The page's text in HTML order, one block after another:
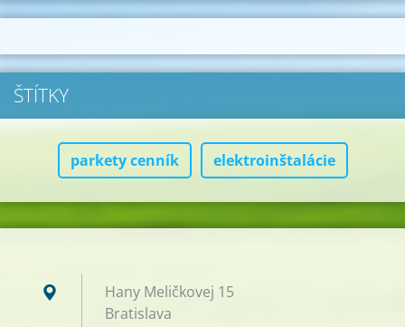
ŠTÍTKY
parkety cenník elektroinštalácie
Hany Meličkovej 15
Bratislava